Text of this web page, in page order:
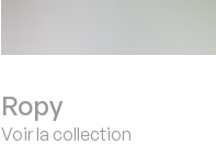
Ropy
Voir la collection